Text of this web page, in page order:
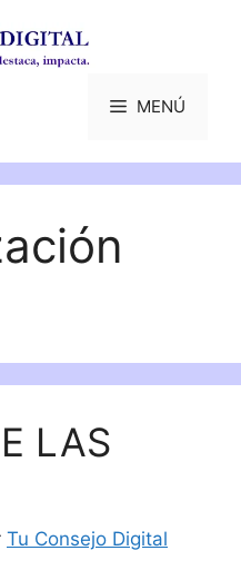
MENÚ
LAS
Tu Consejo Digital